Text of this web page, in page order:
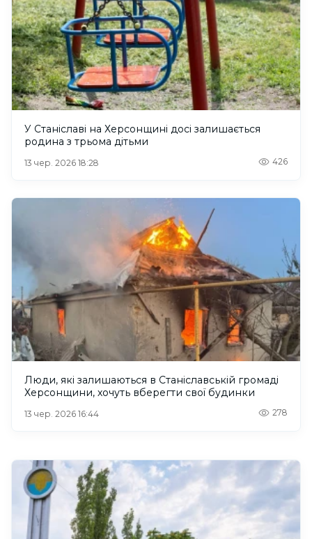
У Станіславі на Херсонщині досі залишається
родина з трьома дітьми
13 чер. 2026 18:28 426
Люди, які залишаються в Станіславській громаді
Херсонщини, хочуть вберегти свої будинки
13 чер. 2026 16:44 278